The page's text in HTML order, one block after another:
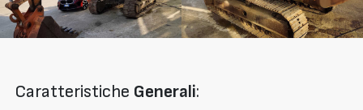
Caratteristiche Generali: